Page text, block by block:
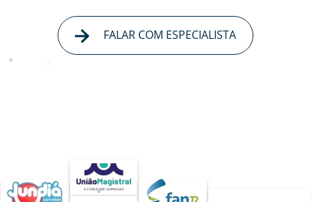
FALAR COM ESPECIALISTA